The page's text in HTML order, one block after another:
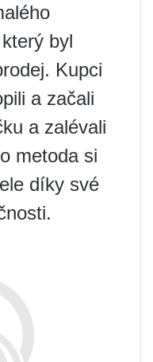
byl
Kupci
a začali
a zalévali
metoda si
díky své